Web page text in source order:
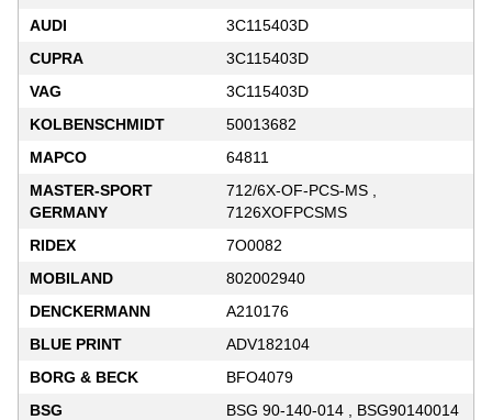
AUDI
3C115403D
CUPRA
3C115403D
VAG
3C115403D
KOLBENSCHMIDT
50013682
MAPCO
64811
MASTER-SPORT
GERMANY
712/6X-OF-PCS-MS ,
7126XOFPCSMS
RIDEX
7O0082
MOBILAND
802002940
DENCKERMANN
A210176
BLUE PRINT
ADV182104
BORG & BECK
BFO4079
BSG
BSG 90-140-014 , BSG90140014